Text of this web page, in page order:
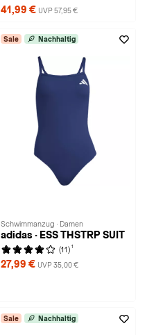
41,99 € UVP 57,95 €
Sale Nachhaltig
Schwimmanzug · Damen
adidas · ESS THSTRP SUIT
(11) 1
27,99 € UVP 35,00 €
Sale Nachhaltig